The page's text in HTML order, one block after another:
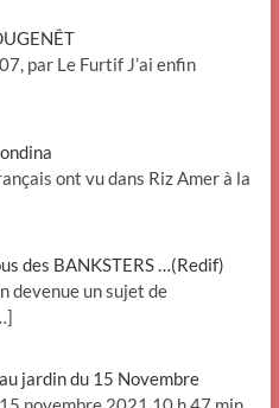
par Le Furtif J’ai enfin
ont vu dans Riz Amer à la
des BANKSTERS …(Redif)
devenue un sujet de
jardin du 15 Novembre